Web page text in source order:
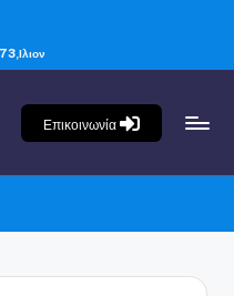
Επικοινωνία